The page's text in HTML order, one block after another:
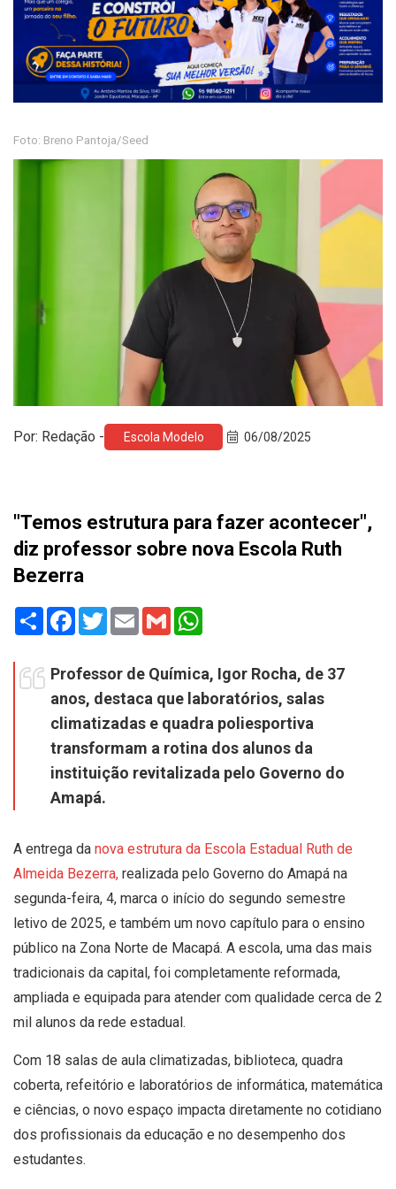
Foto: Breno Pantoja/Seed
Por: Redação - Escola Modelo 06/08/2025
"Temos estrutura para fazer acontecer",
diz professor sobre nova Escola Ruth
Bezerra
Share Facebook
TwitterEmail Gmail
Professor de Química, Igor Rocha, de 37
anos, destaca que laboratórios, salas
climatizadas e quadra poliesportiva
transformam a rotina dos alunos da
instituição revitalizada pelo Governo do
Amapá.
A entrega da nova estrutura da Escola Estadual Ruth de
Almeida Bezerra, realizada pelo Governo do Amapá na
segunda-feira, 4, marca o início do segundo semestre
letivo de 2025, e também um novo capítulo para o ensino
público na Zona Norte de Macapá. A escola, uma das mais
tradicionais da capital, foi completamente reformada,
ampliada e equipada para atender com qualidade cerca de 2
mil alunos da rede estadual.
Com 18 salas de aula climatizadas, biblioteca, quadra
coberta, refeitório e laboratórios de informática, matemática
e ciências, o novo espaço impacta diretamente no cotidiano
dos profissionais da educação e no desempenho dos
estudantes.